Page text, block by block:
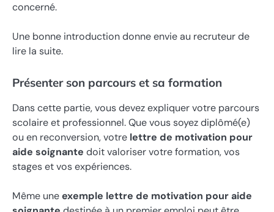
concerné.
Une bonne introduction donne envie au recruteur de
lire la suite.
Présenter son parcours et sa formation
Dans cette partie, vous devez expliquer votre parcours
scolaire et professionnel. Que vous soyez diplômé(e)
ou en reconversion, votre lettre de motivation pour
aide soignante doit valoriser votre formation, vos
stages et vos expériences.
Même uneexemple lettre de motivation pour aide